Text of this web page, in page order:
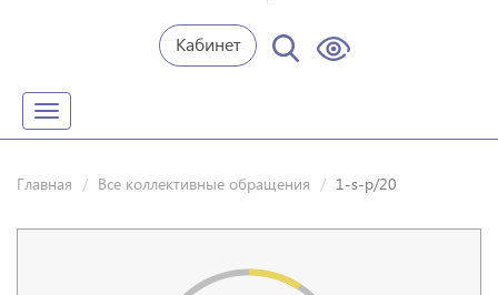
Кабинет
Toggle
navigation
Главная Все коллективные обращения 1-s-p/20